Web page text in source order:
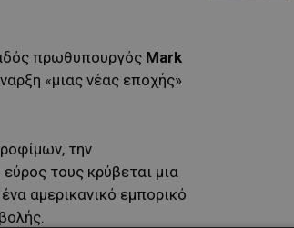
πρωθυπουργός Mark
«μιας νέας εποχής»
την
τους κρύβεται μια
αμερικανικό εμπορικό